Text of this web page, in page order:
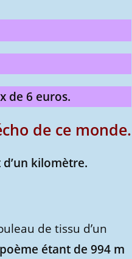
de 6 euros.
de ce monde.
kilomètre.
de tissu d’un
étant de 994 m